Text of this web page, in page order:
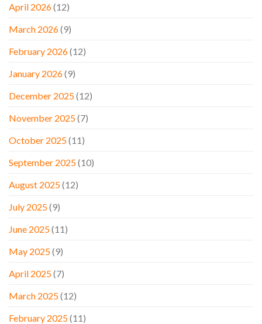
April 2026(12)
March 2026(9)
February 2026(12)
January 2026(9)
December 2025(12)
November 2025(7)
October 2025(11)
September 2025(10)
August 2025(12)
July 2025(9)
June 2025(11)
May 2025(9)
April 2025(7)
March 2025(12)
February 2025(11)